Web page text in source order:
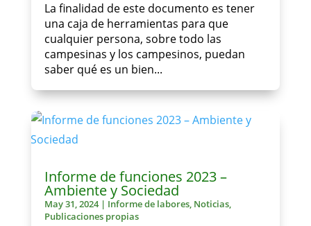
La finalidad de este documento es tener
una caja de herramientas para que
cualquier persona, sobre todo las
campesinas y los campesinos, puedan
saber qué es un bien...
Informe de funciones 2023 –
Ambiente y Sociedad
May 31, 2024| Informe de labores, Noticias,
Publicaciones propias